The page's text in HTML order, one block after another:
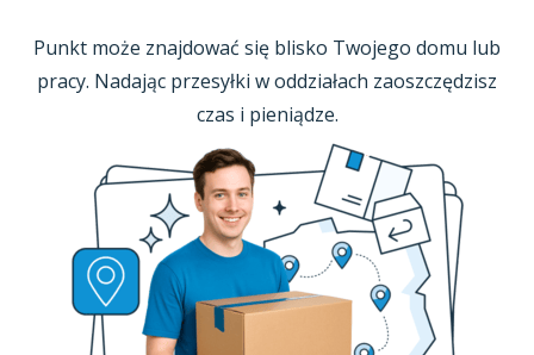
Punkt może znajdować się blisko Twojego domu lub
pracy. Nadając przesyłki w oddziałach zaoszczędzisz
czas i pieniądze.